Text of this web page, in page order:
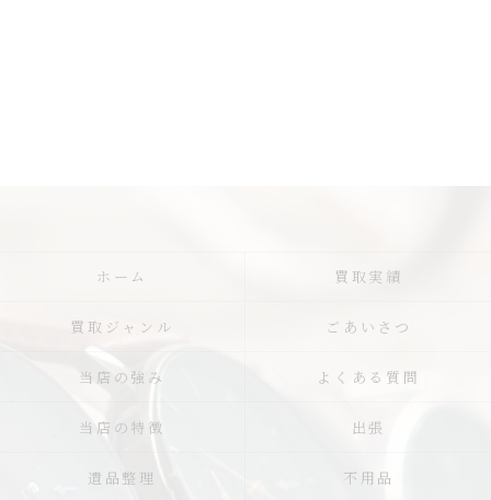
ホーム 買取実績
買取ジャンル ごあいさつ
当店の強み よくある質問
当店の特徴 出張
遺品整理 不用品